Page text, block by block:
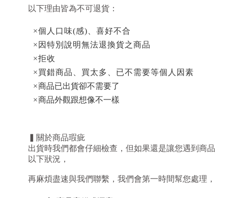
以下理由皆為不可退貨：
×個人口味(感)、喜好不合
×因特別說明無法退換貨之商品
×拒收
×買錯商品、買太多、已不需要等個人因素
×商品已出貨卻不需要了
×商品外觀跟想像不一樣
▍關於商品瑕疵
出貨時我們都會仔細檢查，但如果還是讓您遇到商品
以下狀況，
再麻煩盡速與我們聯繫，我們會第一時間幫您處理，